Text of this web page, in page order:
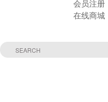
会员注册
在线商城